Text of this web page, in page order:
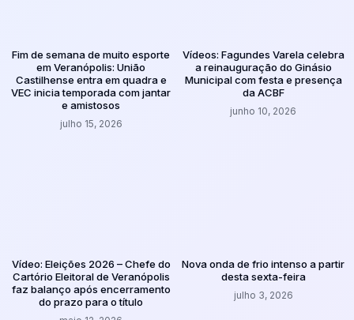
Fim de semana de muito esporte
em Veranópolis: União
Castilhense entra em quadra e
VEC inicia temporada com jantar
e amistosos
julho 15, 2026
Vídeos: Fagundes Varela celebra
a reinauguração do Ginásio
Municipal com festa e presença
da ACBF
junho 10, 2026
Vídeo: Eleições 2026 – Chefe do
Cartório Eleitoral de Veranópolis
faz balanço após encerramento
do prazo para o título
Nova onda de frio intenso a partir
desta sexta-feira
julho 3, 2026